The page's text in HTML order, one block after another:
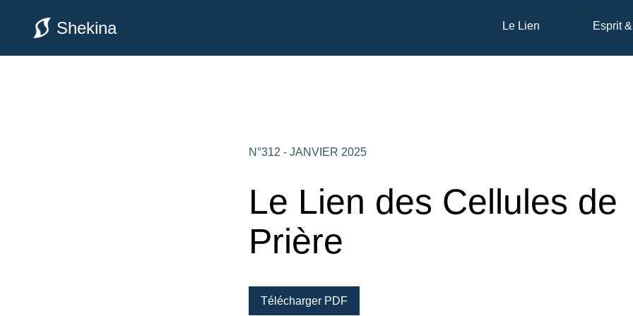
Shekina Le Lien Esprit
N°312 - JANVIER 2025
Le Lien des Cellules de
Prière
Télécharger PDF